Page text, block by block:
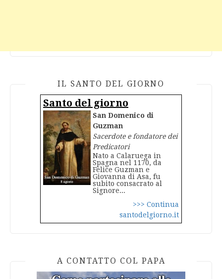
IL SANTO DEL GIORNO
Santo del giorno
San Domenico di
Guzman
Sacerdote e fondatore dei
Predicatori
Nato a Calaruega in
Spagna nel 1170, da
Felice Guzman e
Giovanna di Asa, fu
subito consacrato al
Signore...
>>> Continua
santodelgiorno.it
A CONTATTO COL PAPA